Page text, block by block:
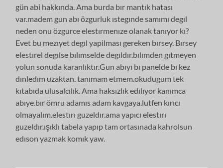
gün abi hakkında. Ama burda bır mantık hatası
var.madem gun abı özgurluk ıstegınde samımı degıl
neden onu özgurce elestırmenıze olanak tanıyor kı?
Evet bu mezıyet degıl yapilması gereken bırsey. Bırsey
elestırel degılse bılımselde degıldır.bılımden gıtmeyen
yolun sonuda karanlıktır.Gun abıyı bı panelde bı kez
dınledım uzaktan. tanımam etmem.okudugum tek
kıtabıda ulusalcılık. Ama haksızlık edılıyor kanımca
abıye.bır ömru adamıs adam kavgaya.lutfen kırıcı
olmayalım.elestırı guzeldır.ama yapıcı elestırı
guzeldır.ışıklı tabela yapıp tam ortasınada kahrolsun
edıson yazmak komık yaw.